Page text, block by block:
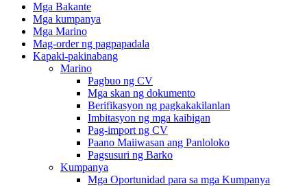
Mga Bakante
Mga kumpanya
Mga Marino
Mag-order ng pagpapadala
Kapaki-pakinabang
Marino
Pagbuo ng CV
Mga skan ng dokumento
Berifikasyon ng pagkakakilanlan
Imbitasyon ng mga kaibigan
Pag-import ng CV
Paano Maiiwasan ang Panloloko
Pagsusuri ng Barko
Kumpanya
Mga Oportunidad para sa mga Kumpanya